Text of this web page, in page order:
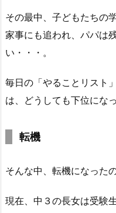
その最中、子どもたちの
家事にも追われ、パパは
い・・・。
毎日の「やることリスト
は、どうしても下位にな
転機
そんな中、転機になった
現在、中３の長女は受験